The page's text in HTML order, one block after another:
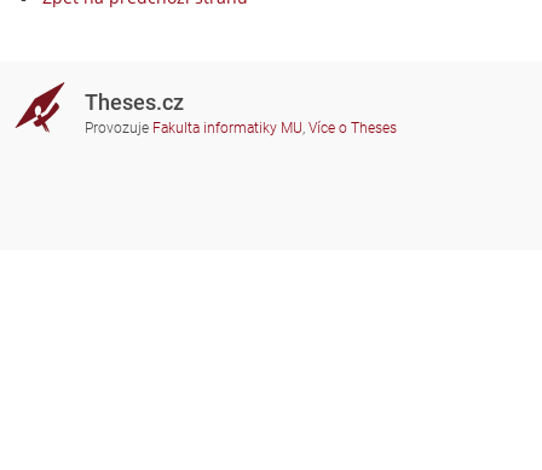
Theses.cz
Provozuje Fakulta informatiky MU, Více o Theses